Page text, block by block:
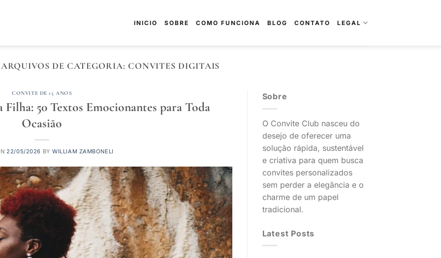
INICIO SOBRE COMO FUNCIONA BLOG CONTATO LEGAL
ARQUIVOS DE CATEGORIA: CONVITES DIGITAIS
CONVITE DE 15 ANOS
50 Textos Emocionantes para Toda
Ocasião
22/05/2026 BYWILLIAM ZAMBONELI
Sobre
O Convite Club nasceu do
desejo de oferecer uma
solução rápida, sustentável
e criativa para quem busca
convites personalizados
sem perder a elegância e o
charme de um papel
tradicional.
Latest Posts